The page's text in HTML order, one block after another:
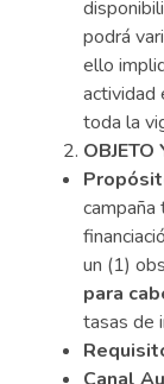
podrá
ello
actividad
toda la
OBJETO
un (1)
para
tasas de